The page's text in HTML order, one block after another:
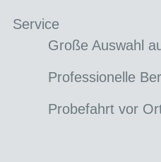
Service
Große Auswahl
Professionelle
Probefahrt vor